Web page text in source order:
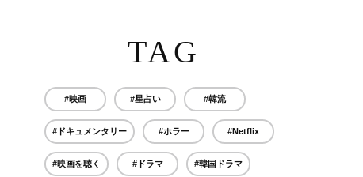
TAG
#映画 #星占い #韓流
#ドキュメンタリー #ホラー #Netflix
#映画を聴く #ドラマ #韓国ドラマ